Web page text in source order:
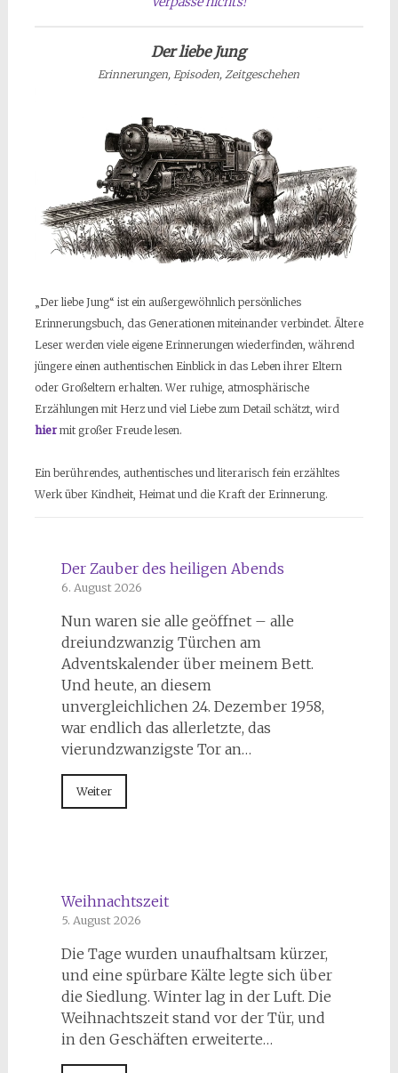
Der liebe Jung
Erinnerungen, Episoden, Zeitgeschehen
„Der liebe Jung“ ist ein außergewöhnlich persönliches
Erinnerungsbuch, das Generationen miteinander verbindet. Ältere
Leser werden viele eigene Erinnerungen wiederfinden, während
jüngere einen authentischen Einblick in das Leben ihrer Eltern
oder Großeltern erhalten. Wer ruhige, atmosphärische
Erzählungen mit Herz und viel Liebe zum Detail schätzt, wird
hiermit großer Freude lesen.
Ein berührendes, authentisches und literarisch fein erzähltes
Werk über Kindheit, Heimat und die Kraft der Erinnerung.
Der Zauber des heiligen Abends
6. August 2026
Nun waren sie alle geöffnet – alle
dreiundzwanzig Türchen am
Adventskalender über meinem Bett.
Und heute, an diesem
unvergleichlichen 24. Dezember 1958,
war endlich das allerletzte, das
vierundzwanzigste Tor an…
Weiter
Weihnachtszeit
5. August 2026
Die Tage wurden unaufhaltsam kürzer,
und eine spürbare Kälte legte sich über
die Siedlung. Winter lag in der Luft. Die
Weihnachtszeit stand vor der Tür, und
in den Geschäften erweiterte…